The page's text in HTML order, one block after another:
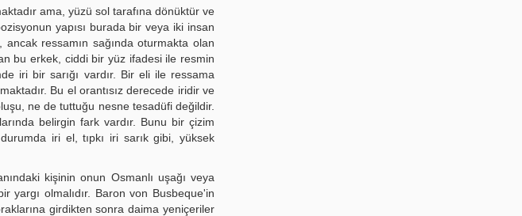
ama, yüzü sol tarafına dönüktür ve
yapısı burada bir veya iki insan
ancak ressamın sağında oturmakta olan
bu erkek, ciddi bir yüz ifadesi ile resmin
iri bir sarığı vardır. Bir eli ile ressama
Bu el orantısız derecede iridir ve
ne de tuttuğu nesne tesadüfi değildir.
belirgin fark vardır. Bunu bir çizim
iri el, tıpkı iri sarık gibi, yüksek
kişinin onun Osmanlı uşağı veya
yargı olmalıdır. Baron von Busbeque'in
girdikten sonra daima yeniçeriler